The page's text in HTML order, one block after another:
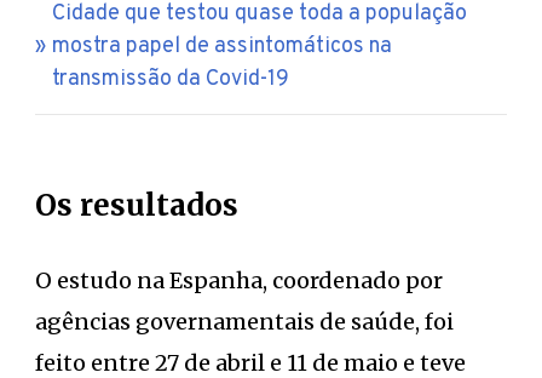
Cidade que testou quase toda a população
mostra papel de assintomáticos na
transmissão da Covid-19
Os resultados
O estudo na Espanha, coordenado por
agências governamentais de saúde, foi
feito entre 27 de abril e 11 de maio e teve